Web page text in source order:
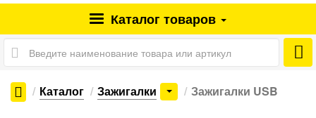
Каталог товаров
Каталог Зажигалки Зажигалки USB